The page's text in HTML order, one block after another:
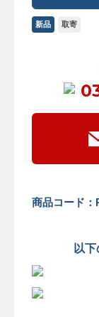
新品 取寄
商品コード：
以